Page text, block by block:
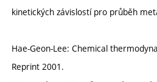
kinetických závislostí pro průběh
Hae-Geon-Lee: Chemical
Reprint 2001.